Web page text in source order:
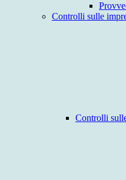
Controlli sulle
Controlli